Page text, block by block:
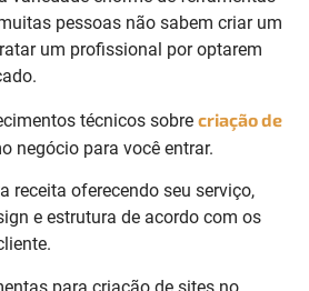
pessoas não sabem criar um
um profissional por optarem
técnicos sobre criação de
negócio para você entrar.
receita oferecendo seu serviço,
e estrutura de acordo com os
para criação de sites no